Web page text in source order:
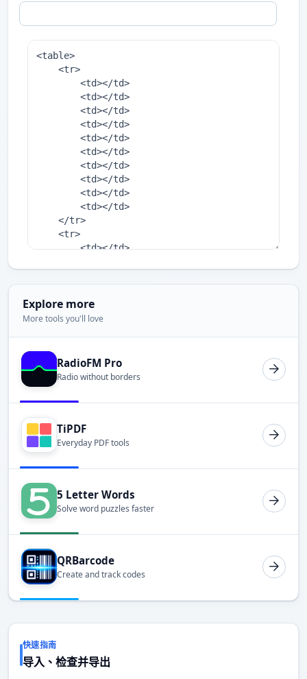
Explore more
More tools you'll love
RadioFM Pro
Radio without borders
TiPDF
Everyday PDF tools
5 Letter Words
Solve word puzzles faster
QRBarcode
Create and track codes
快速指南
导入、检查并导出